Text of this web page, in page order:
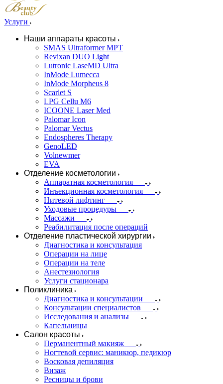
Услуги
Наши аппараты красоты
SMAS Ultraformer MPT
Revixan DUO Light
Lutronic LaseMD Ultra
InMode Lumecca
InMode Morpheus 8
Scarlet S
LPG Cellu M6
ICOONE Laser Med
Palomar Icon
Palomar Vectus
Endospheres Therapy
GenoLED
Volnewmer
EVA
Отделение косметологии
Аппаратная косметология
Инъекционная косметология
Нитевой лифтинг
Уходовые процедуры
Массажи
Реабилитация после операций
Отделение пластической хирургии
Диагностика и консультация
Операции на лице
Операции на теле
Анестезиология
Услуги стационара
Поликлиника
Диагностика и консультации
Консультации специалистов
Исследования и анализы
Капельницы
Салон красоты
Перманентный макияж
Ногтевой сервис: маникюр, педикюр
Восковая депиляция
Визаж
Ресницы и брови